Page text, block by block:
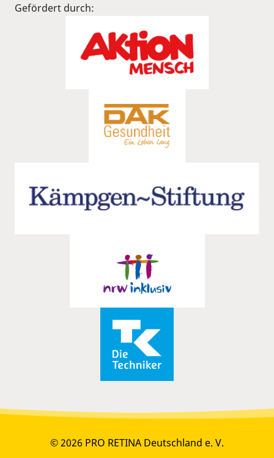
Gefördert durch:
© 2026 PRO RETINA Deutschland e. V.